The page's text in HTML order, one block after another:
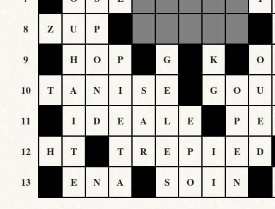
8 Z U P
9 H O P G K O
10 T A N I S E G O U
11 I D E A L E P E
12 H T T R E P I E D
13 E N A S O I N